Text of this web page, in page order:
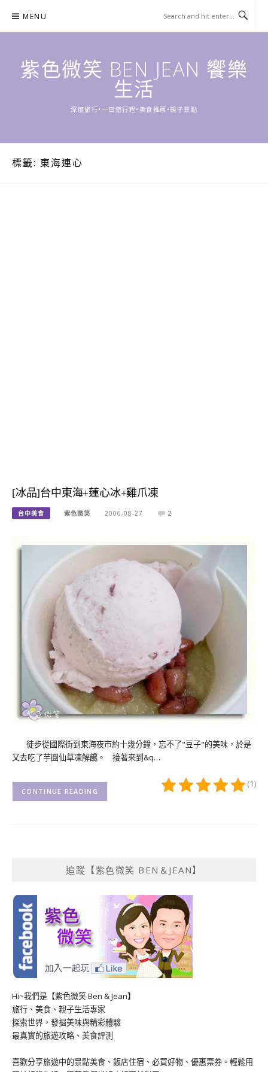
content
MENU
紫色微笑 BEN JEAN 饗樂
生活
深度旅行•一日遊行程•美食推薦•親子景點
標籤: 東海連心
[冰品]台中東海+蓮心冰+雞爪凍
台中美食 紫色微笑 2006-08-27 2
徒步從國際街到東海夜市約十幾分鐘，忘不了"豆子"的美味，於是
又去吃了芋圓仙草凍解饞。 接著來到&q…
(1)
CONTINUE READING
追蹤【紫色微笑 BEN＆JEAN】
Hi~我們是【紫色微笑 Ben & Jean】
旅行、美食、親子生活專家
探索世界，發掘美味與精彩體驗
最真實的旅遊攻略、美食評測
喜歡分享旅遊中的景點美食、飯店住宿、必買好物、優惠票券。輕鬆用